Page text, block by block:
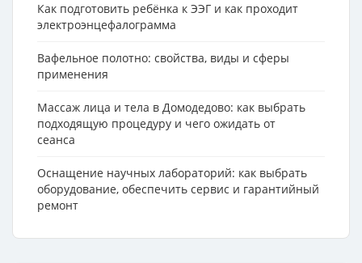
Как подготовить ребёнка к ЭЭГ и как проходит
электроэнцефалограмма
Вафельное полотно: свойства, виды и сферы
применения
Массаж лица и тела в Домодедово: как выбрать
подходящую процедуру и чего ожидать от
сеанса
Оснащение научных лабораторий: как выбрать
оборудование, обеспечить сервис и гарантийный
ремонт